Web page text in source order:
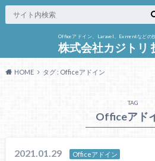
Officeアドイン、Laravel、Exmentなどの
株式会社カジトリ
HOME タグ : Officeアドイン
TAG
Officeアド
2021.01.29 Officeアドイン